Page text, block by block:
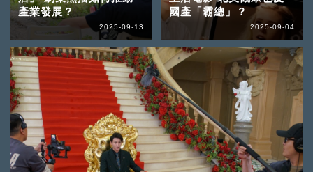
產業發展？
2025-09-13
國產「霸總」？
2025-09-04